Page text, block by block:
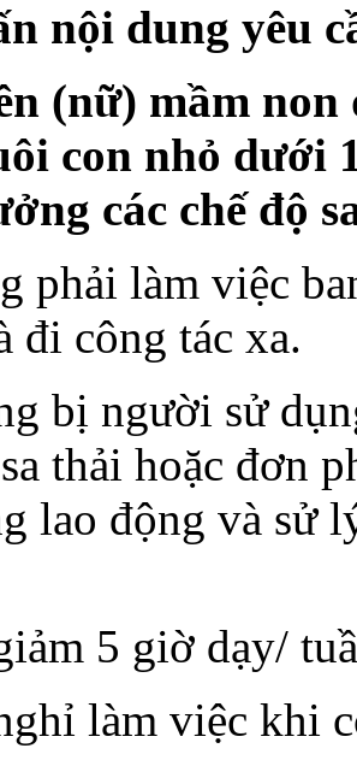
nội dung yêu
(nữ) mầm non
con nhỏ dưới
các chế độ
phải làm việc
đi công tác xa.
bị người sử
thải hoặc đơn
lao động và sử
5 giờ dạy/
làm việc khi